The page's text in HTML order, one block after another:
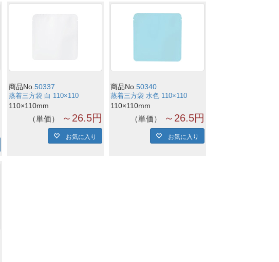
商品No. 50337
蒸着三方袋 白 110×110
110×110mm
単価 ～26.5円
お気に入り
商品No.50340
蒸着三方袋 水色 110×110
110×110mm
単価 ～26.5円
お気に入り